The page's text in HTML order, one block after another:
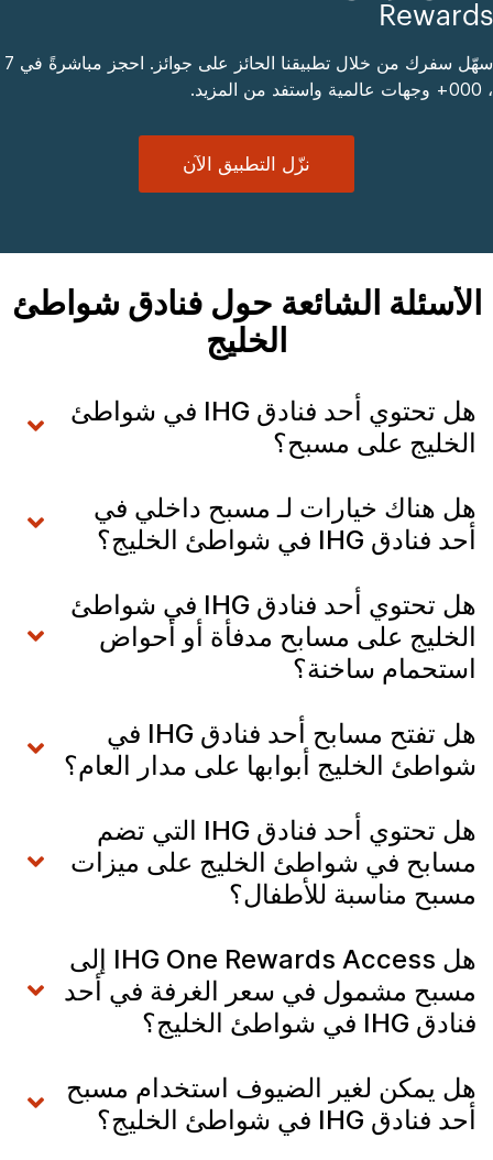
Rewards
سهّل سفرك من خلال تطبيقنا الحائز على جوائز. احجز مباشرةً في 7
، 000+ وجهات عالمية واستفد من المزيد.
نزّل التطبيق الآن
الأسئلة الشائعة حول فنادق شواطئ
الخليج
هل تحتوي أحد فنادق IHG في شواطئ
الخليج على مسبح؟
هل هناك خيارات لـ مسبح داخلي في
أحد فنادق IHG في شواطئ الخليج؟
هل تحتوي أحد فنادق IHG في شواطئ
الخليج على مسابح مدفأة أو أحواض
استحمام ساخنة؟
هل تفتح مسابح أحد فنادق IHG في
شواطئ الخليج أبوابها على مدار العام؟
هل تحتوي أحد فنادق IHG التي تضم
مسابح في شواطئ الخليج على ميزات
مسبح مناسبة للأطفال؟
هل IHG One Rewards Access إلى
مسبح مشمول في سعر الغرفة في أحد
فنادق IHG في شواطئ الخليج؟
هل يمكن لغير الضيوف استخدام مسبح
أحد فنادق IHG في شواطئ الخليج؟